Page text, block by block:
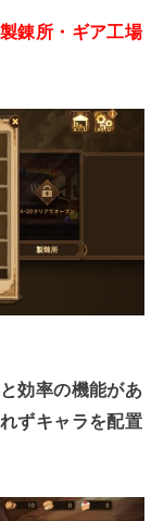
錬所・ギア工場
効率の機能があ
ずキャラを配置